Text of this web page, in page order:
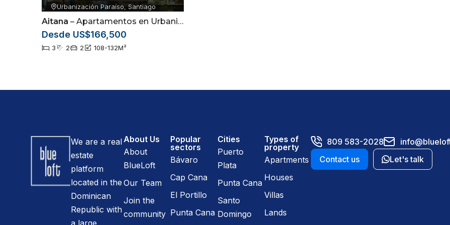
Urbanización Paraíso, Santiago
Aitana – Apartamentos en Urbanización Paraíso, Santiago
Desde US$166,500
3 2 2 108-132M²
We are a real
estate
platform
located in the
Dominican
Republic with
a large
About Us
About
BlueLoft
Our Team
Join the
community
Popular
sectors
Bávaro
Cap Cana
El Portillo
Punta Cana
Cities
Puerto
Plata
Punta Cana
Santo
Domingo
Types of
property
Apartments
Houses
Villas
Lands
809 583-2028
Contact us
Let's talk